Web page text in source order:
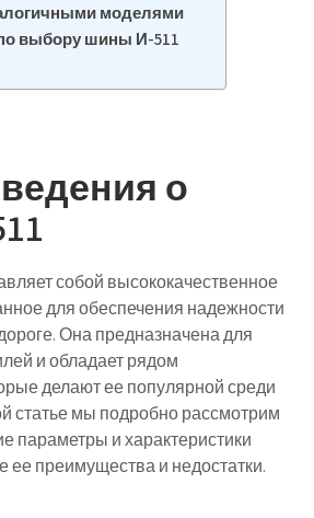
моделями
выбору шины И-511
о
собой высококачественное
для обеспечения надежности
Она предназначена для
и обладает рядом
делают ее популярной среди
статье мы подробно рассмотрим
параметры и характеристики
ее преимущества и недостатки.